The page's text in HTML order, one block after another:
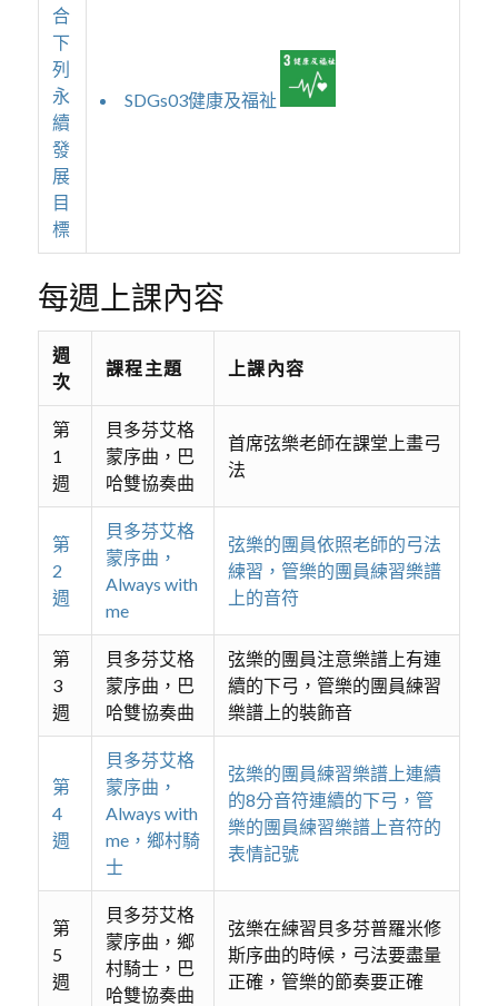
合
下
列
永
續
發
展
目
標
SDGs03健康及福祉
每週上課內容
週
次
課程主題 上課內容
第
1
週
貝多芬艾格
蒙序曲，巴
哈雙協奏曲
首席弦樂老師在課堂上畫弓
法
第
2
週
貝多芬艾格
蒙序曲，
Always with
me
弦樂的團員依照老師的弓法
練習，管樂的團員練習樂譜
上的音符
第
3
週
貝多芬艾格
蒙序曲，巴
哈雙協奏曲
弦樂的團員注意樂譜上有連
續的下弓，管樂的團員練習
樂譜上的裝飾音
第
4
週
貝多芬艾格
蒙序曲，
Always with
me，鄉村騎
士
弦樂的團員練習樂譜上連續
的8分音符連續的下弓，管
樂的團員練習樂譜上音符的
表情記號
第
5
週
貝多芬艾格
蒙序曲，鄉
村騎士，巴
哈雙協奏曲
弦樂在練習貝多芬普羅米修
斯序曲的時候，弓法要盡量
正確，管樂的節奏要正確